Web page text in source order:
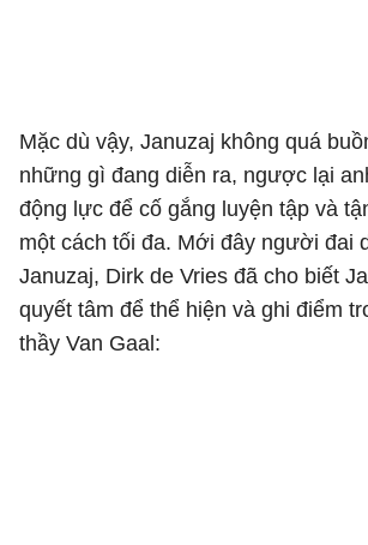
Mặc dù vậy, Januzaj không quá
những gì đang diễn ra, ngược lại
động lực để cố gắng luyện tập và
một cách tối đa. Mới đây người đai
Januzaj, Dirk de Vries đã cho biết
quyết tâm để thể hiện và ghi điểm
thầy Van Gaal: